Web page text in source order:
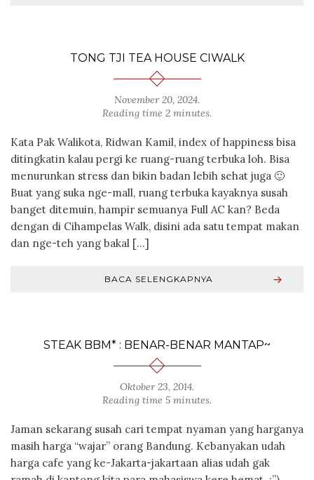
TONG TJI TEA HOUSE CIWALK
November 20, 2024.
Reading time 2 minutes.
Kata Pak Walikota, Ridwan Kamil, index of happiness bisa
ditingkatin kalau pergi ke ruang-ruang terbuka loh. Bisa
menurunkan stress dan bikin badan lebih sehat juga 🙂
Buat yang suka nge-mall, ruang terbuka kayaknya susah
banget ditemuin, hampir semuanya Full AC kan? Beda
dengan di Cihampelas Walk, disini ada satu tempat makan
dan nge-teh yang bakal […]
BACA SELENGKAPNYA
STEAK BBM* : BENAR-BENAR MANTAP~
Oktober 23, 2014.
Reading time 5 minutes.
Jaman sekarang susah cari tempat nyaman yang harganya
masih harga “wajar” orang Bandung. Kebanyakan udah
harga cafe yang ke-Jakarta-jakartaan alias udah gak